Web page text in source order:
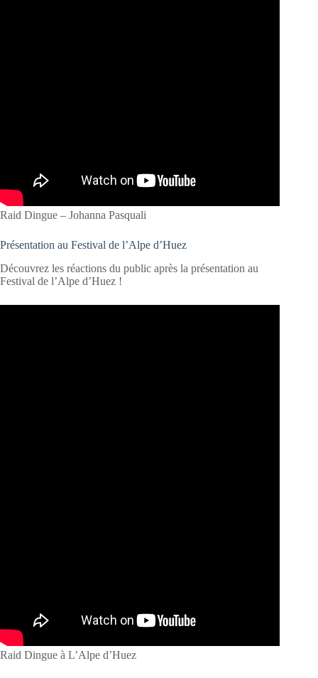
Raid Dingue – Johanna Pasquali
Présentation au Festival de l’Alpe d’Huez
Découvrez les réactions du public après la présentation au
Festival de l’Alpe d’Huez !
Raid Dingue à L’Alpe d’Huez